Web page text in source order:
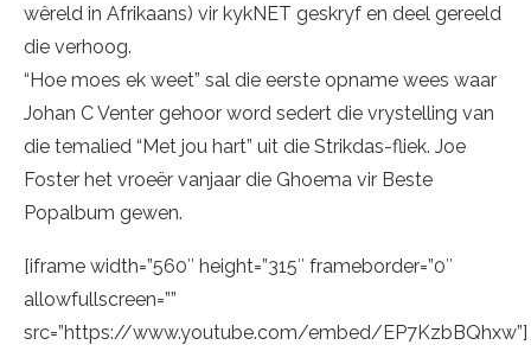
wêreld in Afrikaans) vir kykNET geskryf en deel gereeld
die verhoog.
“Hoe moes ek weet” sal die eerste opname wees waar
Johan C Venter gehoor word sedert die vrystelling van
die temalied “Met jou hart” uit die Strikdas-fliek. Joe
Foster het vroeër vanjaar die Ghoema vir Beste
Popalbum gewen.
[iframe width=”560″ height=”315″ frameborder=”0″
allowfullscreen=””
src=”https://www.youtube.com/embed/EP7KzbBQhxw”]